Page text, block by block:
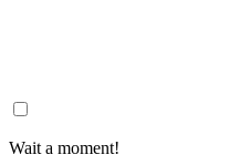
Wait a moment!